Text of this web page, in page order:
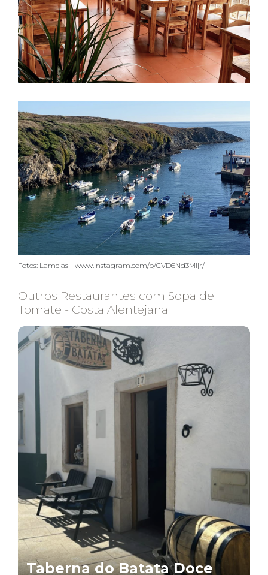
Fotos: Lamelas - www.instagram.com/p/CVD6Nd3MIjr/
Outros Restaurantes com Sopa de
Tomate - Costa Alentejana
Taberna do Batata Doce